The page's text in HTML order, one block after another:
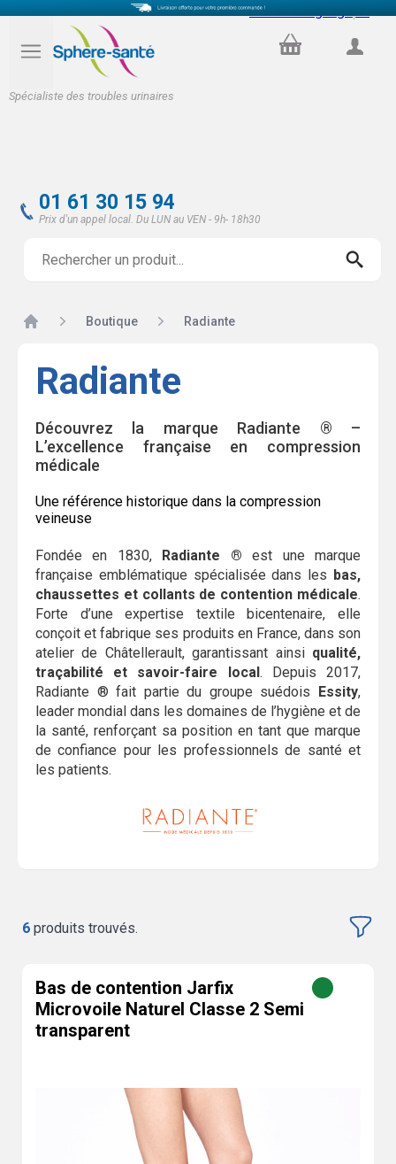
Spécialiste des troubles urinaires
Select Language
PANIER
01 61 30 15 94
Prix d'un appel local. Du LUN au VEN - 9h- 18h30
Accueil Boutique Radiante
Radiante
Découvrez la marque Radiante ® –
L’excellence française en compression
médicale
Une référence historique dans la compression
veineuse
Fondée en 1830, Radiante ® est une marque
française emblématique spécialisée dans les bas,
chaussettes et collants de contention médicale.
Forte d’une expertise textile bicentenaire, elle
conçoit et fabrique ses produits en France, dans son
atelier de Châtellerault, garantissant ainsi qualité,
traçabilité et savoir-faire local. Depuis 2017,
Radiante ® fait partie du groupe suédois Essity,
leader mondial dans les domaines de l’hygiène et de
la santé, renforçant sa position en tant que marque
de confiance pour les professionnels de santé et
les patients.
6 produits trouvés.
Bas de contention Jarfix
Microvoile Naturel Classe 2 Semi
transparent